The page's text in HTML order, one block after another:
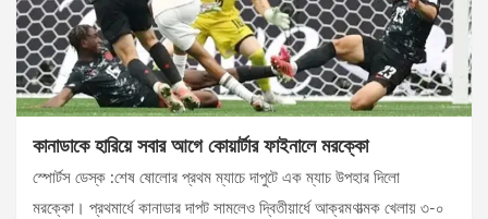
কানাডাকে হারিয়ে সবার আগে কোয়ার্টার ফাইনালে মরক্কো
স্পোর্টস ডেস্ক :শেষ ষোলোর প্রথম ম্যাচে দাপুটে এক ম্যাচ উপহার দিলো
মরক্কো। প্রথমার্ধে কানাডার দাপট সামলেও দ্বিতীয়ার্ধে আক্রমণাত্মক খেলায় ৩-০